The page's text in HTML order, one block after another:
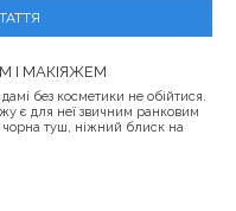
І МАКІЯЖЕМ
без косметики не обійтися.
є для неї звичним ранковим
чорна туш, ніжний блиск на